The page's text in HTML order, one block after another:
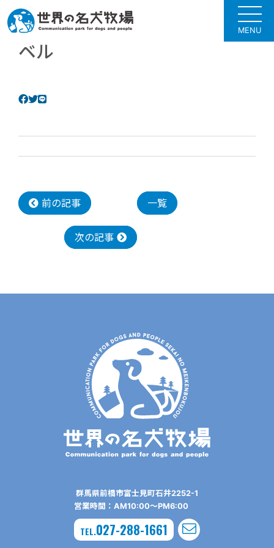
MENU
ベル
前の記事 一覧
次の記事
群⾺県前橋市富⼠⾒町⽯井2252-1
営業時間：AM10:00〜PM6:00
TEL.027-288-1661